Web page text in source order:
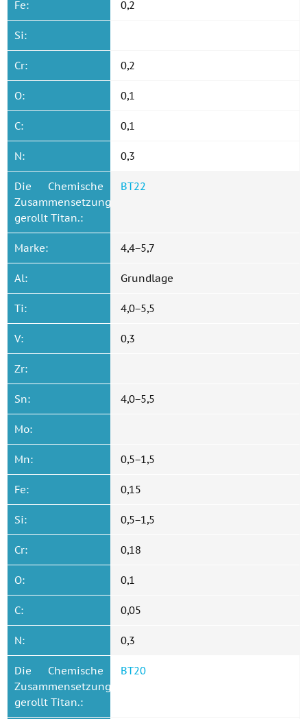
Fe: 0,2
Si:
Cr: 0,2
O: 0,1
C: 0,1
N: 0,3
Die Chemische
Zusammensetzung
gerollt Titan.:
ВТ22
Marke: 4,4−5,7
Al: Grundlage
Ti: 4,0−5,5
V: 0,3
Zr:
Sn: 4,0−5,5
Mo:
Mn: 0,5−1,5
Fe: 0,15
Si: 0,5−1,5
Cr: 0,18
O: 0,1
C: 0,05
N: 0,3
Die Chemische
Zusammensetzung
gerollt Titan.:
ВТ20